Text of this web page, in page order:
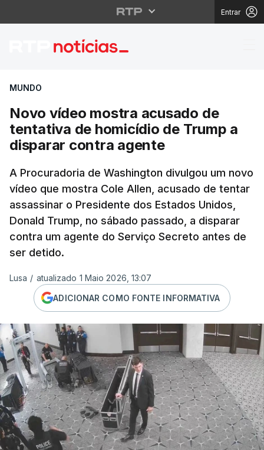
Entrar
Novo vídeo mostra
MUNDO
Novo vídeo mostra acusado de
tentativa de homicídio de Trump a
disparar contra agente
A Procuradoria de Washington divulgou um novo
vídeo que mostra Cole Allen, acusado de tentar
assassinar o Presidente dos Estados Unidos,
Donald Trump, no sábado passado, a disparar
contra um agente do Serviço Secreto antes de
ser detido.
Lusa / atualizado 1 Maio 2026, 13:07
ADICIONAR COMO FONTE INFORMATIVA